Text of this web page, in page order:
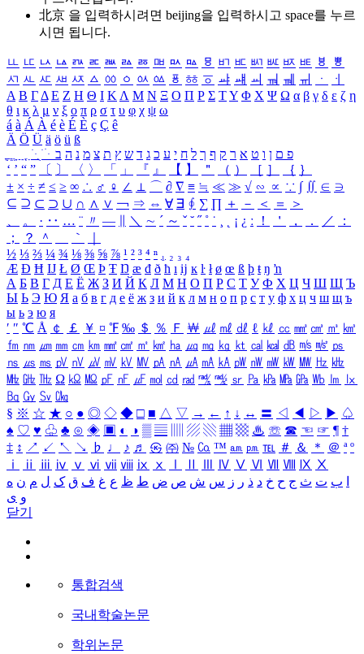
北京 을 입력하시려면 beijing을 입력하시고 space를 누르
시면 됩니다.
ㅥ ㅦ ㅧ ㅨ ㅩ ㅪ ㅫ ㅬ ㅭ ㅮ ㅯ ㅰ ㅱ ㅲ ㅳ ㅴ ㅵ ㅶ ㅷ ㅸ
ㅹ
ㅺ ㅻ ㅼ ㅽ ㅾ ㅿ ㆀ ㆁ ㆂ ㆃ ㆄ ㆅ ㆆ ㆇ ㆈ ㆉ ㆊ ㆋ ㆌ ㆍ
ㆎ
Α Β ΓΔ Ε Ζ Η Θ Ι ΚΛ Μ Ν Ξ Ο Π Ρ Σ ΤΥ Φ Χ Ψ Ω α β γ δ ε ζ η
θ ι κ λ μ ν ξ ο π ρ σ τ υ φ χ ψ ω
á à Á À é è É È ç Ç ê
Ä Ö Ü ä ö ü ß
ִֶֹ ֻּ ׁׂ פ ם ן ו ט א ר ק ף ך ל ח י ע כ ג ד ש ץ ת צ מ נ ה ב
‘ ’ “ ” 〔 〕 〈 〉 「 」 『 』 【 】 ＂ （ ） ［ ］ ｛ ｝
± × ÷ ≠ ≤ ≥ ∞ ∴ ♂ ♀ ∠ ⊥ ⌒ ∂ ∇ ≡ ≒ ≪ ≫ √ ∽ ∝ ∵ ∫ ∬ ∈ ∋
⊆ ⊇ ⊂ ⊃ ∪ ∩ ∧ ∨ ￢ ⇒ ⇔ ∀ ∃ ∮ ∑ ∏ ＋ － ＜ ＝
＞
、
。 · ‥ … ¨ 〃 ― ＼ ∼ ´ ～ ˇ ˘ ˝ ˚ ˙ ¸ ¡ ¿ ː ！ ＇ ， ． ／
：
；
？ ＾ ｀
½ ⅓ ⅔ ¼ ¾ ⅛ ⅜ ⅝ ⅞ ¹ ² ³ ⁴ ⁿ ₁ ₂ ₃ ₄
Æ Ð Ħ Ĳ Ł Ø Œ Þ Ŧ Ŋ æ đ ð ħ ı ĳ ĸ ŀ ł ø œ ß þ ŧ ŋ ŉ
А Б В Г Д Е Ё Ж З И Й К Л М Н О П Р С Т У Ф Х Ц Ч Ш Щ Ъ
Ы Ь Э Ю Я а б в г д е ё ж з и й к л м н о п р с т у ф х ц ч ш щ ъ
ы ь э ю я
′ ″ ℃ Å ￠ ￡ ￥ ¤ ℉ ‰ ＄ ％ Ｆ ￦ ㎕ ㎖ ㎗ ℓ ㎘ ㏄ ㎣ ㎤ ㎥ ㎦
㎙ ㎚ ㎛ ㎜ ㎝ ㎞ ㎟ ㎠ ㎡ ㎢ ㏊ ㎍ ㎎ ㎏ ㏏ ㎈ ㎉ ㏈ ㎧ ㎨ ㎰
㎱ ㎲ ㎳ ㎴ ㎵ ㎶ ㎷ ㎸ ㎹ ㎀ ㎁ ㎂ ㎃ ㎄ ㎺ ㎻ ㎽ ㎾ ㎿ ㎐ ㎑
㎒ ㎓ ㎔ Ω ㏀ ㏁ ㎊ ㎋ ㎌ ㏖ ㏅ ㎭ ㎮ ㎯ ㏛ ㎩ ㎪ ㎫ ㎬ ㏝ ㏐
㏓
㏃ ㏉ ㏜ ㏆
§ ※ ☆ ★ ○ ● ◎ ◇ ◆ □ ■ △ ▽ → ← ↑ ↓ ↔ 〓 ◁ ◀ ▷ ▶ ♤
♠ ♡ ♥ ♧ ♣ ⊙ ◈ ▣ ◐ ◑ ▒ ▤ ▨ ▧ ▦ ▩ ♨ ☏ ☎ ☜ ☞ ¶ †
‡ ↕ ↗ ↙ ↖ ↘ ♭ ♩ ♪ ♬ ㉿ ㈜ № ㏇ ™ ㏂ ㏘ ℡ ＃ ＆ ＊ ＠ ª º
ⅰ
ⅱ ⅲ ⅳ ⅴ ⅵ ⅶ ⅷ ⅸ ⅹ Ⅳ Ⅴ Ⅵ Ⅶ Ⅷ Ⅸ Ⅹ
ب ت ث ج ح خ د ذ ر ز س ش ص ض ط ظ ع غ ف ق ک ل م ن ه
و ی
닫기
통합검색
국내학술논문
학위논문